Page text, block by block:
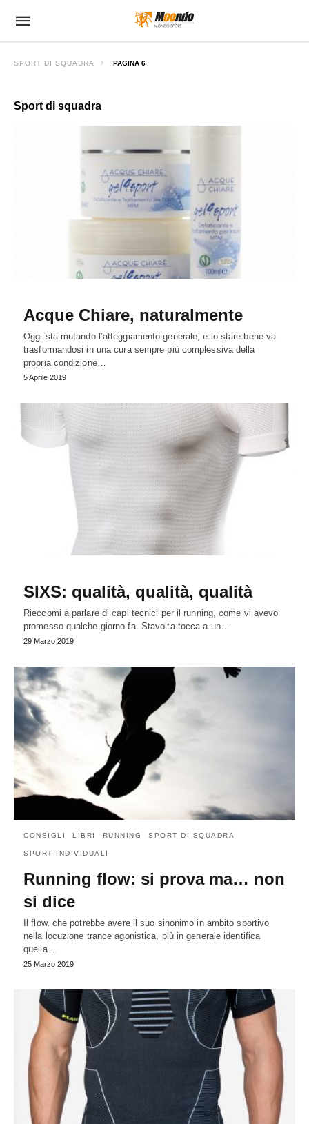
SPORT DI SQUADRA PAGINA 6
Sport di squadra
Acque Chiare, naturalmente
Oggi sta mutando l’atteggiamento generale, e lo stare bene va
trasformandosi in una cura sempre più complessiva della
propria condizione…
5 Aprile 2019
SIXS: qualità, qualità, qualità
Rieccomi a parlare di capi tecnici per il running, come vi avevo
promesso qualche giorno fa. Stavolta tocca a un…
29 Marzo 2019
CONSIGLI LIBRI RUNNING SPORT DI SQUADRA
SPORT INDIVIDUALI
Running flow: si prova ma… non
si dice
Il flow, che potrebbe avere il suo sinonimo in ambito sportivo
nella locuzione trance agonistica, più in generale identifica
quella…
25 Marzo 2019